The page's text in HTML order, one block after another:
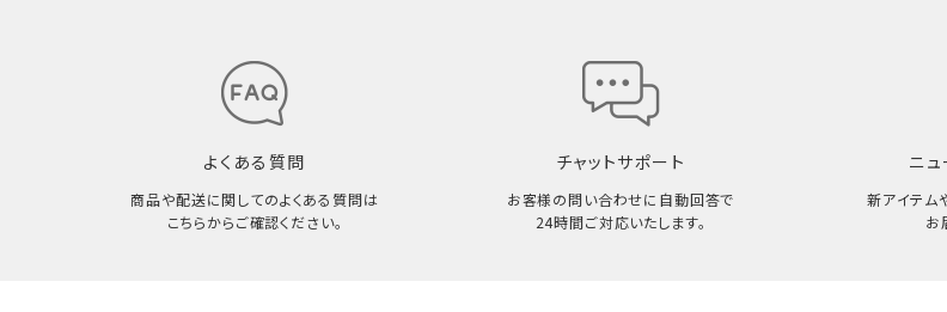
よくある質問
商品や配送に関してのよくある質問は
こちらからご確認ください。
チャットサポート
お客様の問い合わせに自動回答で
24時間ご対応いたします。
ニ
新アイテム
お